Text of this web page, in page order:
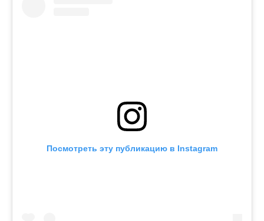
Посмотреть эту публикацию в Instagram